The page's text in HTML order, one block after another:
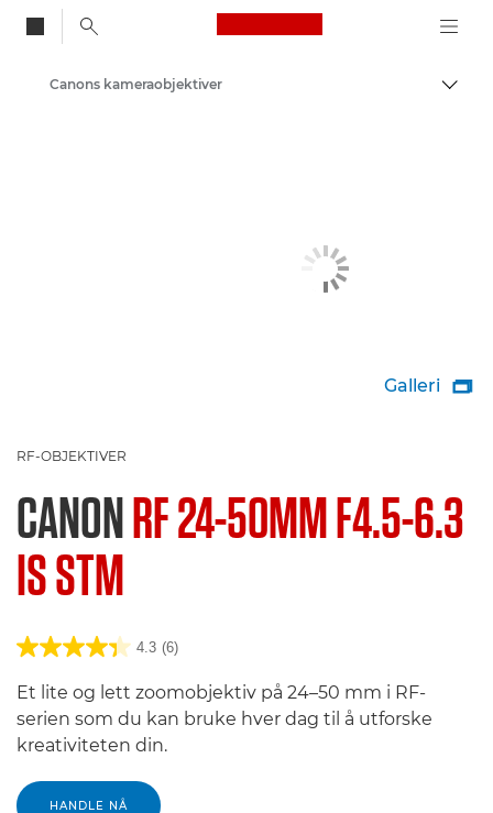
Canon Logo, back
Canons kameraobjektiver
Galleri 
RF-OBJEKTIVER
CANONRF 24-50MM F4.5-6.3
IS STM
4.3 (6)
Et lite og lett zoomobjektiv på 24–50 mm i RF-
serien som du kan bruke hver dag til å utforske
kreativiteten din.
HANDLE NÅ